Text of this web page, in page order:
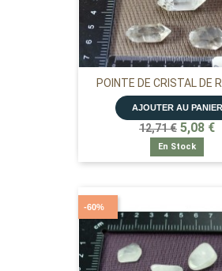
POINTE DE CRISTAL DE
AJOUTER AU PANIER
12,71 € 5,08 €
En Stock
-60%